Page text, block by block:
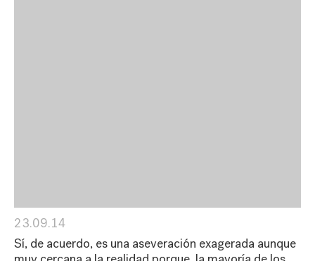
23.09.14
Sí, de acuerdo, es una aseveración exagerada aunque